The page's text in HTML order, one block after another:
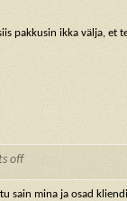
pakkusin ikka välja, et
off
sain mina ja osad